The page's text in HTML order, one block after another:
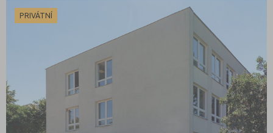
PRIVÁTNÍ